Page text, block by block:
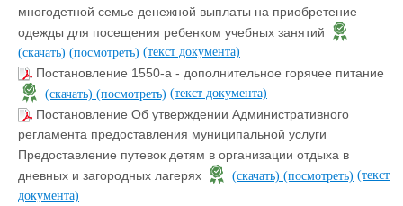
многодетной семье денежной выплаты на приобретение
одежды для посещения ребенком учебных занятий
(скачать) (посмотреть) (текст документа)
Постановление 1550-а - дополнительное горячее питание
(скачать) (посмотреть) (текст документа)
Постановление Об утверждении Административного
регламента предоставления муниципальной услуги
Предоставление путевок детям в организации отдыха в
дневных и загородных лагерях
(скачать) (посмотреть) (текст
документа)